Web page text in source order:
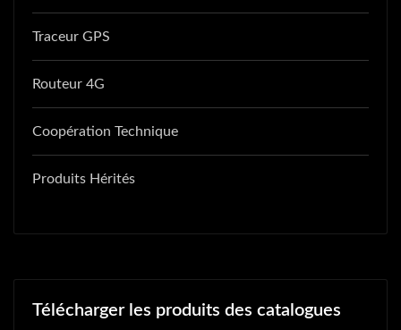
Traceur GPS
Routeur 4G
Coopération Technique
Produits Hérités
Télécharger les produits des catalogues